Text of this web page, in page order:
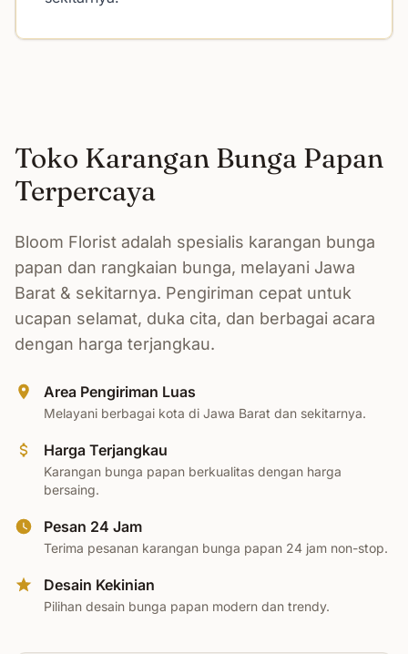
Toko Karangan Bunga Papan
Terpercaya
Bloom Florist adalah spesialis karangan bunga
papan dan rangkaian bunga, melayani Jawa
Barat & sekitarnya. Pengiriman cepat untuk
ucapan selamat, duka cita, dan berbagai acara
dengan harga terjangkau.
Area Pengiriman Luas
Melayani berbagai kota di Jawa Barat dan sekitarnya.
Harga Terjangkau
Karangan bunga papan berkualitas dengan harga
bersaing.
Pesan 24 Jam
Terima pesanan karangan bunga papan 24 jam non-stop.
Desain Kekinian
Pilihan desain bunga papan modern dan trendy.